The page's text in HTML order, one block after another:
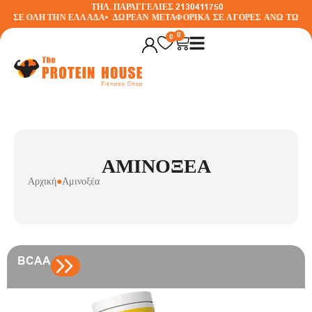
ΤΗΛ. ΠΑΡΑΓΓΕΛΙΕΣ 2130411750
ΣΕ ΟΛΗ ΤΗΝ ΕΛΛΑΔΑ• ΔΩΡΕΑΝ ΜΕΤΑΦΟΡΙΚΑ ΣΕ ΑΓΟΡΕΣ ΑΝΩ ΤΩΝ
0 0
ΑΜΙΝΟΞΈΑ
Αρχική●Αμινοξέα
BCAA